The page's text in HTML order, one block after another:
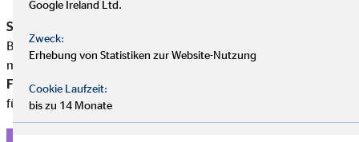
Selbstständigkeit
Beruf, Unternehmensform und einigen anderen Faktoren
musst du Fragen rund um
Versicherungen, Vorsorge und
Finanzen(etwas) anders beantworten. Das gilt zum Beispiel
für:
Google Ireland Ltd.
Zweck:
Erhebung von Statistiken zur Website-Nutzung
Cookie Laufzeit:
bis zu 14 Monate